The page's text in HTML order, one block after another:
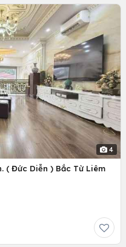
4
( Đức Diễn ) Bắc Từ Liêm